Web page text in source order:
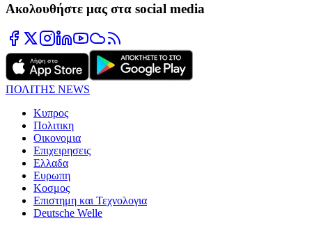
Ακολουθήστε μας στα social media
ΠΟΛΙΤΗΣ NEWS
Κυπρος
Πολιτικη
Οικονομια
Επιχειρησεις
Ελλαδα
Ευρωπη
Κοσμος
Επιστημη και Τεχνολογια
Deutsche Welle